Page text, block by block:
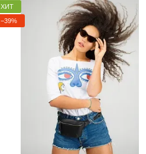
ХИТ
−39%